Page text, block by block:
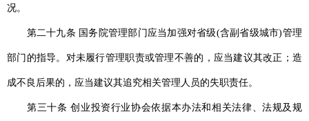
况。
第二十九条 国务院管理部门应当加强对省级(含副省级城市)管理
部门的指导。对未履行管理职责或管理不善的，应当建议其改正；造
成不良后果的，应当建议其追究相关管理人员的失职责任。
第三十条 创业投资行业协会依据本办法和相关法律、法规及规